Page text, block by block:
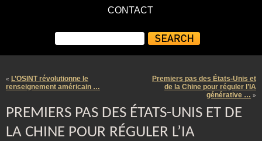
CONTACT
« L’OSINT révolutionne le
renseignement américain …
Premiers pas des États-Unis et
de la Chine pour réguler l’IA
générative … »
PREMIERS PAS DES ÉTATS-UNIS ET DE
LA CHINE POUR RÉGULER L’IA